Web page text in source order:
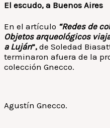
El escudo, a Buenos Aires
En el artículo “Redes de
Objetos arqueológicos
a Luján”, de Soledad
terminaron afuera de la
colección Gnecco.
Agustín Gnecco.